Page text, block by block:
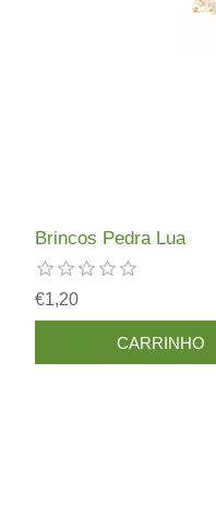
Brincos Pedra Lua
€1,20